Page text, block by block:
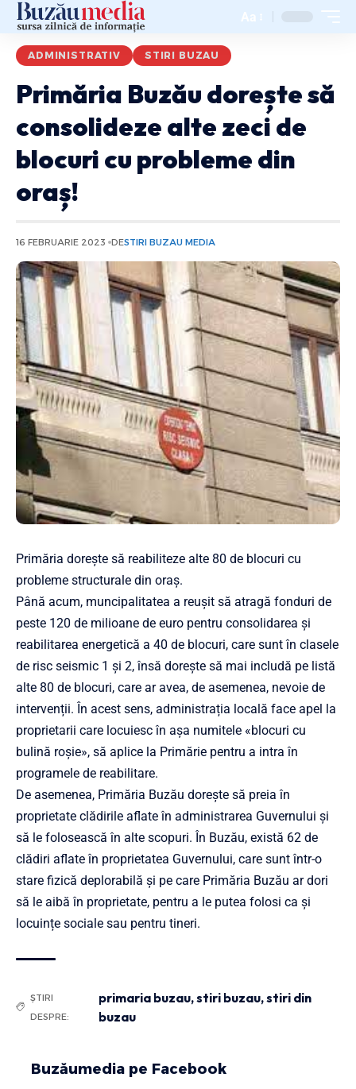
Aa
ADMINISTRATIV STIRI BUZAU
Primăria Buzău dorește să
consolideze alte zeci de
blocuri cu probleme din
oraș!
16 FEBRUARIE 2023 DESTIRI BUZAU MEDIA
Primăria dorește să reabiliteze alte 80 de blocuri cu
probleme structurale din oraș.
Până acum, muncipalitatea a reușit să atragă fonduri de
peste 120 de milioane de euro pentru consolidarea și
reabilitarea energetică a 40 de blocuri, care sunt în clasele
de risc seismic 1 și 2, însă dorește să mai includă pe listă
alte 80 de blocuri, care ar avea, de asemenea, nevoie de
intervenții. În acest sens, administrația locală face apel la
proprietarii care locuiesc în așa numitele «blocuri cu
bulină roșie», să aplice la Primărie pentru a intra în
programele de reabilitare.
De asemenea, Primăria Buzău dorește să preia în
proprietate clădirile aflate în administrarea Guvernului și
să le folosească în alte scopuri. În Buzău, există 62 de
clădiri aflate în proprietatea Guvernului, care sunt într-o
stare fizică deplorabilă și pe care Primăria Buzău ar dori
să le aibă în proprietate, pentru a le putea folosi ca și
locuințe sociale sau pentru tineri.
ȘTIRI
DESPRE:
primaria buzau,stiri buzau,stiri din
buzau
Buzăumedia pe Facebook